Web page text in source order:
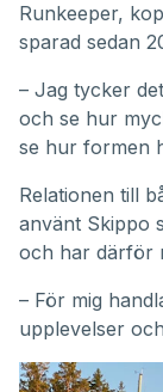
Runkeeper,
sparad sedan
– Jag tycker
och se hur
se hur formen
Relationen till
använt Skippo
och har därför
– För mig
upplevelser